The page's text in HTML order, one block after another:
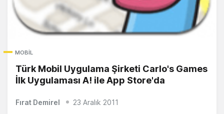
MOBIL
Türk Mobil Uygulama Şirketi Carlo's Games
İlk Uygulaması A! ile App Store'da
Fırat Demirel 23 Aralık 2011